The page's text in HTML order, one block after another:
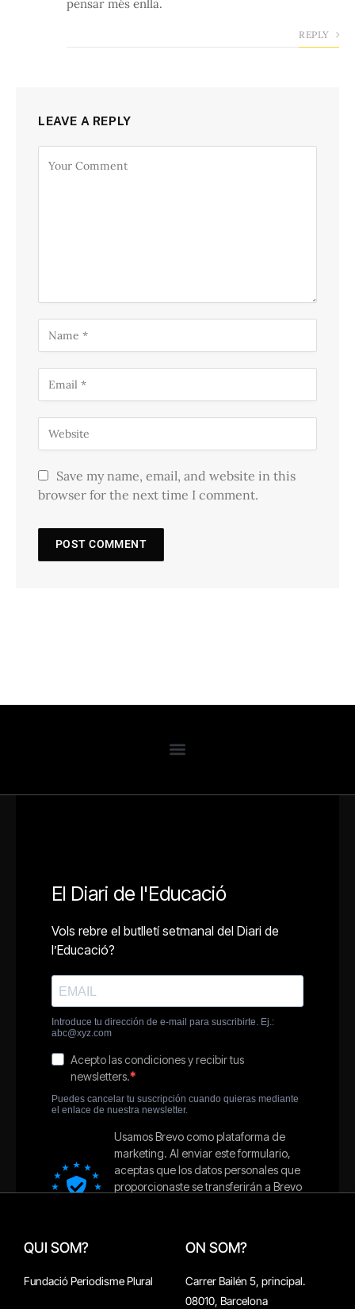
pensar més enllà.
REPLY
LEAVE A REPLY
Save my name, email, and website in this
browser for the next time I comment.
QUI SOM?
Fundació Periodisme Plural
ON SOM?
Carrer Bailén 5, principal.
08010, Barcelona